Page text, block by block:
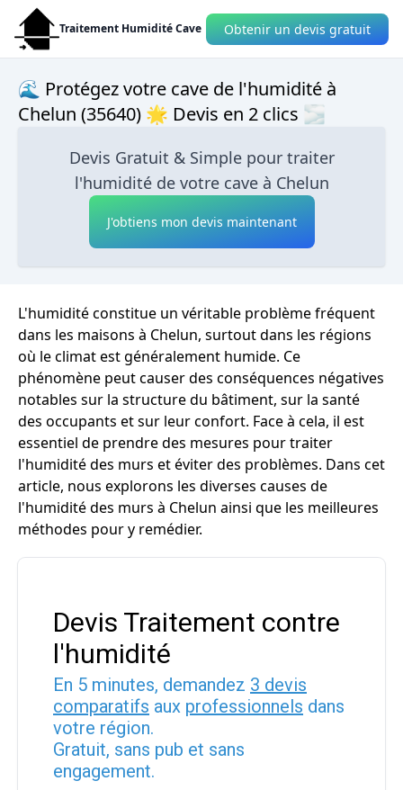
Traitement Humidité Cave Obtenir un devis gratuit
🌊 Protégez votre cave de l'humidité à
Chelun (35640) 🌟 Devis en 2 clics 🌫
Devis Gratuit & Simple pour traiter
l'humidité de votre cave à Chelun
J'obtiens mon devis maintenant
L'humidité constitue un véritable problème fréquent
dans les maisons à Chelun, surtout dans les régions
où le climat est généralement humide. Ce
phénomène peut causer des conséquences négatives
notables sur la structure du bâtiment, sur la santé
des occupants et sur leur confort. Face à cela, il est
essentiel de prendre des mesures pour traiter
l'humidité des murs et éviter des problèmes. Dans cet
article, nous explorons les diverses causes de
l'humidité des murs à Chelun ainsi que les meilleures
méthodes pour y remédier.
Devis Traitement contre
l'humidité
En 5 minutes, demandez 3 devis
comparatifs aux professionnels dans
votre région.
Gratuit, sans pub et sans
engagement.